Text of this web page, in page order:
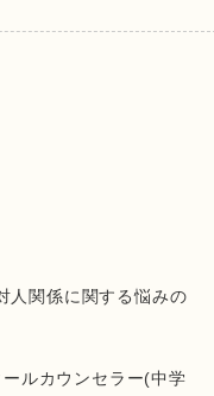
人関係に関する悩みの
ルカウンセラー(中学